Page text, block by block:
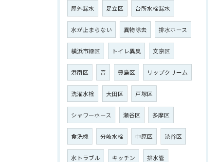
屋外漏水 足立区 台所水栓漏水
水が止まらない 異物除去 排水ホース
横浜市緑区 トイレ異臭 文京区
港南区 音 豊島区 リップクリーム
洗濯水栓 大田区 戸塚区
シャワーホース 瀬谷区 多摩区
食洗機 分岐水栓 中原区 渋谷区
水トラブル キッチン 排水管